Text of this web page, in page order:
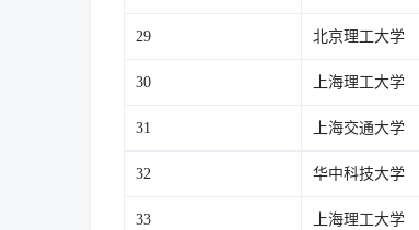
29 北京理工大学
30 上海理工大学
31 上海交通大学
32 华中科技大学
33 上海理工大学